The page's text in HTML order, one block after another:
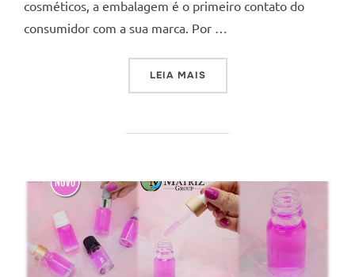
cosméticos, a embalagem é o primeiro contato do
consumidor com a sua marca. Por …
LEIA MAIS“GARANTIR SEU PRODUTO